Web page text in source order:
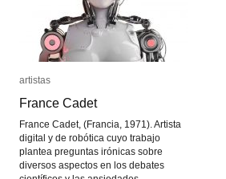
artistas
France Cadet
France Cadet, (Francia, 1971). Artista
digital y de robótica cuyo trabajo
plantea preguntas irónicas sobre
diversos aspectos en los debates
artistas
France Cadet